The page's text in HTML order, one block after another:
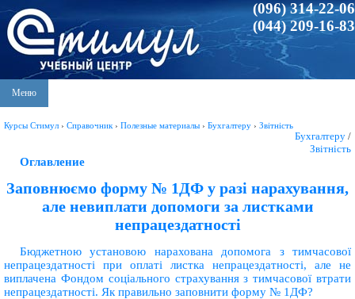
(096) 314-22-06
(044) 209-16-83
Меню
Курсы Стимул › Справочник › Полезные материалы › Бухгалтеру › Звітність
Бухгалтеру /
Звітність
Оглавление
Заповнюємо форму № 1ДФ у разі нарахування,
але невиплати допомоги за листками
непрацездатності
Бюджетною установою нарахована допомога з тимчасової
непрацездатності при оплаті листка непрацездатності, але не
виплачена Фондом соціального страхування з тимчасової втрати
непрацездатності. Як правильно заповнити форму № 1ДФ?